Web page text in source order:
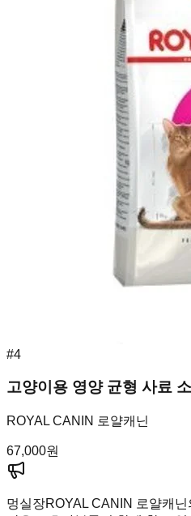
#4
고양이용 영양 균형 사료
ROYAL CANIN 로얄캐닌
67,000원
멍실장ROYAL CANIN 로얄캐